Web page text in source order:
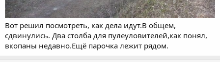
Вот решил посмотреть, как дела идут.В общем,
сдвинулись. Два столба для пулеуловителей,как понял,
вкопаны недавно.Ещё парочка лежит рядом.